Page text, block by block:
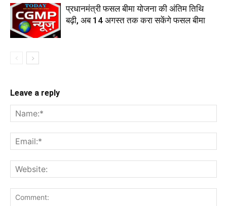
प्रधानमंत्री फसल बीमा योजना की अंतिम तिथि
बढ़ी, अब 14 अगस्त तक करा सकेंगे फसल बीमा
Leave a reply